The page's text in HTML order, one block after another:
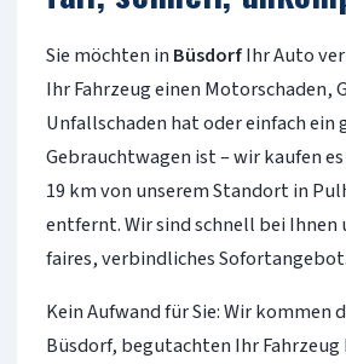
Sie möchten in BüsdorfIhr Auto
Ihr Fahrzeug einen Motorschaden,
Unfallschaden hat oder einfach
Gebrauchtwagen ist – wir kaufen
19 km von unserem Standort in
entfernt. Wir sind schnell bei Ihnen
faires, verbindliches Sofortangebot.
Kein Aufwand für Sie: Wir kommen
Büsdorf, begutachten Ihr